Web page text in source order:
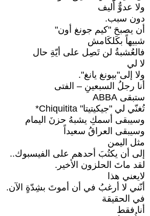
ولا عدوٌّ أليف
دون سبب.
أن يصبحَ "كيم جونغ أون"
شبيهاً بكَلكَامش
فالعُشبةُ لن تَصِل على أيّةِ حال
لا لي
ولا إلى"بيونغ يانغ".
أنا رجلُ السبعينِ – الفتى
ستبقى ABBA
تُغنّي لي "جيكيتيتا" Chiquitita*
وسيبقى أسمكِ يشبهُ حزنَ اليمام
وسيبقى العراقُ سعيداً
مثل اليمن
إلى أن يكتُبَ أحدهم على الفيسبوك..
لقد ماتَ الحلزون الأخير.
لايعني هذا
أنّني لا أرغبُ في أن أموتَ بشِدّةٍ الآن.
في الحقيقة
أنا فقط